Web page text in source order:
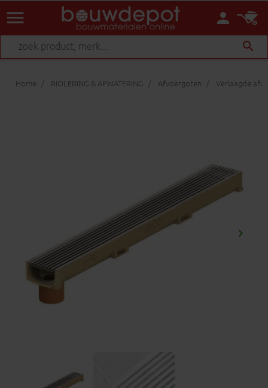
person
menu
search
Home RIOLERING & AFWATERING Afvoergoten Verlaagde
keyboard_arrow_right